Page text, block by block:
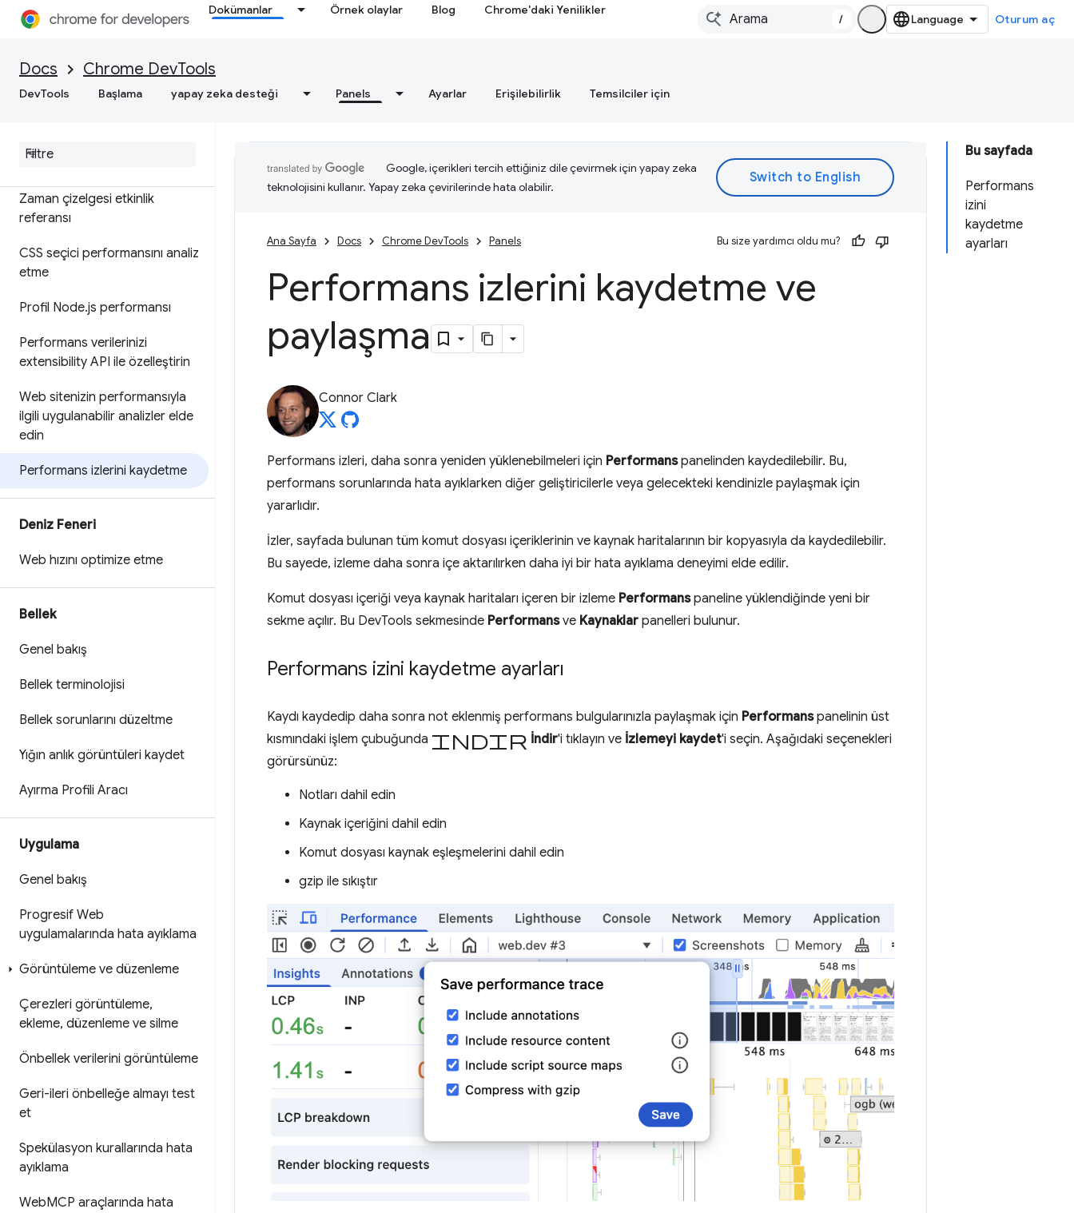
Dokümanlar Örnek olaylar Blog Chrome'daki Yenilikler
/ Oturum aç
Docs Chrome DevTools
DevTools Başlama yapay zeka desteği Panels Ayarlar Erişilebilirlik Temsilciler için
Performansla ilgili bulgularınızı
Zaman çizelgesi etkinlik
referansı
CSS seçici performansını analiz
etme
Profil Node.js performansı
Performans verilerinizi
extensibility API ile özelleştirin
Web sitenizin performansıyla
ilgili uygulanabilir analizler elde
edin
Performans izlerini kaydetme
Deniz Feneri
Web hızını optimize etme
Bellek
Genel bakış
Bellek terminolojisi
Bellek sorunlarını düzeltme
Yığın anlık görüntüleri kaydet
Ayırma Profili Aracı
Uygulama
Genel bakış
Progresif Web
uygulamalarında hata ayıklama
Görüntüleme ve düzenleme
Çerezleri görüntüleme,
ekleme, düzenleme ve silme
Önbellek verilerini görüntüleme
Geri-ileri önbelleğe almayı test
et
Spekülasyon kurallarında hata
ayıklama
WebMCP araçlarında hata
Bu sayfada
Performans
izini
kaydetme
ayarları
Google, içerikleri tercih ettiğiniz dile çevirmek için yapay zeka
teknolojisini kullanır. Yapay zeka çevirilerinde hata olabilir.
Ana Sayfa Docs Chrome DevTools Panels Bu size yardımcı oldu mu?
Performans izlerini kaydetme ve
paylaşma
Connor Clark
Performans izleri, daha sonra yeniden yüklenebilmeleri için Performanspanelinden kaydedilebilir. Bu,
performans sorunlarında hata ayıklarken diğer geliştiricilerle veya gelecekteki kendinizle paylaşmak için
yararlıdır.
İzler, sayfada bulunan tüm komut dosyası içeriklerinin ve kaynak haritalarının bir kopyasıyla da kaydedilebilir.
Bu sayede, izleme daha sonra içe aktarılırken daha iyi bir hata ayıklama deneyimi elde edilir.
Komut dosyası içeriği veya kaynak haritaları içeren bir izleme Performanspaneline yüklendiğinde yeni bir
sekme açılır. Bu DevTools sekmesinde Performansve Kaynaklar panelleri bulunur.
Performans izini kaydetme ayarları
Kaydı kaydedip daha sonra not eklenmiş performans bulgularınızla paylaşmak için Performanspanelinin üst
kısmındaki işlem çubuğunda indir İndir'i tıklayın ve İzlemeyi kaydet'i seçin. Aşağıdaki seçenekleri
görürsünüz:
Notları dahil edin
Kaynak içeriğini dahil edin
Komut dosyası kaynak eşleşmelerini dahil edin
gzip ile sıkıştır